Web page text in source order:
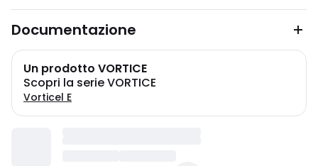
Documentazione
Un prodotto VORTICE
Scopri la serie VORTICE
Vorticel E